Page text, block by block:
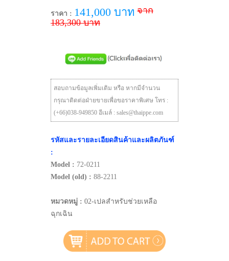
ราคา : 141,000 บาท จาก
183,300 บาท
สอบถามข้อมูลเพิ่มเติม หรือ หากมีจำนวน
กรุณาติดต่อฝ่ายขายเพื่อขอราคาพิเศษ โทร :
(+66)038-949850 อีเมล์ : sales@thaippe.com
รหัสและรายละเอียดสินค้าและผลิตภันฑ์
:
Model : 72-0211
Model (old) : 88-2211
หมวดหมู่ : 02-เปลสำหรับช่วยเหลือ
ฉุกเฉิน